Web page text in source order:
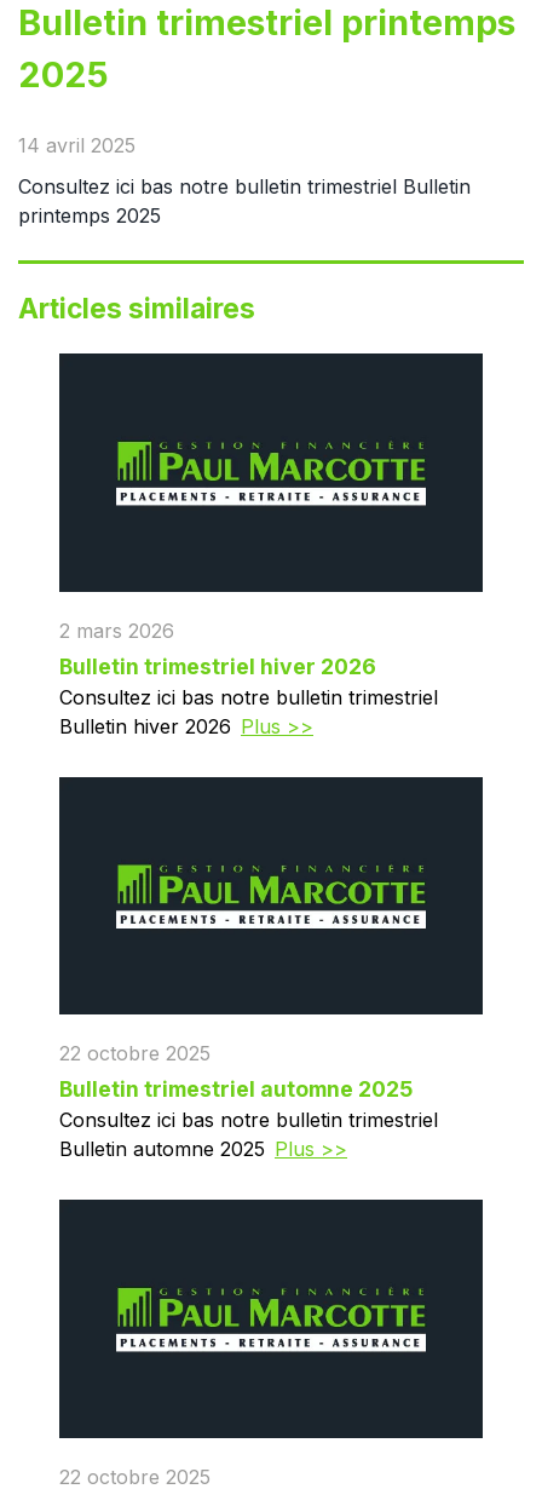
Bulletin trimestriel printemps
2025
14 avril 2025
Consultez ici bas notre bulletin trimestriel Bulletin
printemps 2025
Articles similaires
2 mars 2026
Bulletin trimestriel hiver 2026
Consultez ici bas notre bulletin trimestriel
Bulletin hiver 2026 Plus >>
22 octobre 2025
Bulletin trimestriel automne 2025
Consultez ici bas notre bulletin trimestriel
Bulletin automne 2025 Plus >>
22 octobre 2025